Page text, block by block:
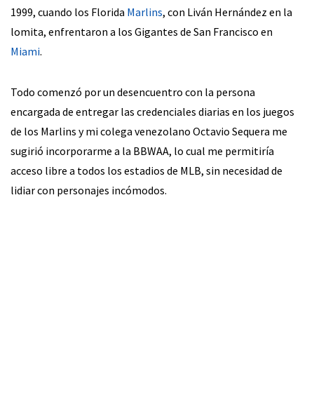
1999, cuando los Florida Marlins, con Liván Hernández en la
lomita, enfrentaron a los Gigantes de San Francisco en
Miami.
Todo comenzó por un desencuentro con la persona
encargada de entregar las credenciales diarias en los juegos
de los Marlins y mi colega venezolano Octavio Sequera me
sugirió incorporarme a la BBWAA, lo cual me permitiría
acceso libre a todos los estadios de MLB, sin necesidad de
lidiar con personajes incómodos.